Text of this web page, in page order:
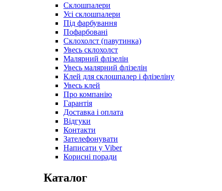
Склошпалери
Усі склошпалери
Під фарбування
Пофарбовані
Склохолст (павутинка)
Увесь склохолст
Малярний флізелін
Увесь малярний флізелін
Клей для склошпалер і флізеліну
Увесь клей
Про компанію
Гарантія
Доставка і оплата
Відгуки
Контакти
Зателефонувати
Написати у Viber
Корисні поради
Каталог